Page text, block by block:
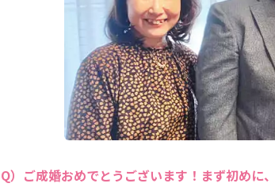
ご成婚おめでとうございます！まず初めに